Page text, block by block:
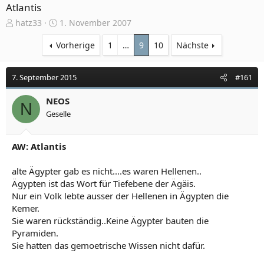
Atlantis
E
e
l
l
e
hatz33
E
s
t
e
l
l
t
a
1. November 2007
Vorherige
1 … 9 10 Nächste
7. September 2015 #161
N NEOS
Geselle
AW: Atlantis
alte Ägypter gab es nicht....es waren Hellenen..
Ägypten ist das Wort für Tiefebene der Ägäis.
Nur ein Volk lebte ausser der Hellenen in Ägypten die
Kemer.
Sie waren rückständig..Keine Ägypter bauten die
Pyramiden.
Sie hatten das gemoetrische Wissen nicht dafür.